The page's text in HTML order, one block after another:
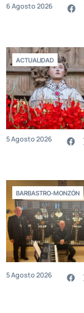
6 Agosto 2026
ACTUALIDAD
5 Agosto 2026
BARBASTRO-MONZÓN
5 Agosto 2026